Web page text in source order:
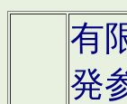
有
発